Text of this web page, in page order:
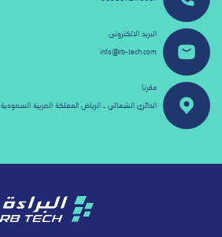
البريد الالكترونى
info@rb-tech.com
مقرنا
الدائري الشمالي ـ الرياض المملكة العربية السعودية